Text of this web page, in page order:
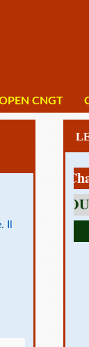
CNGT
1 av Charles